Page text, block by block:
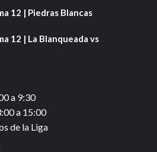
12 | Piedras Blancas
12 | La Blanqueada vs
a 9:30
a 15:00
de la Liga